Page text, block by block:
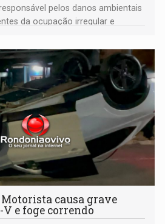
pelos danos ambientais
da ocupação irregular e
Motorista causa grave
e foge correndo